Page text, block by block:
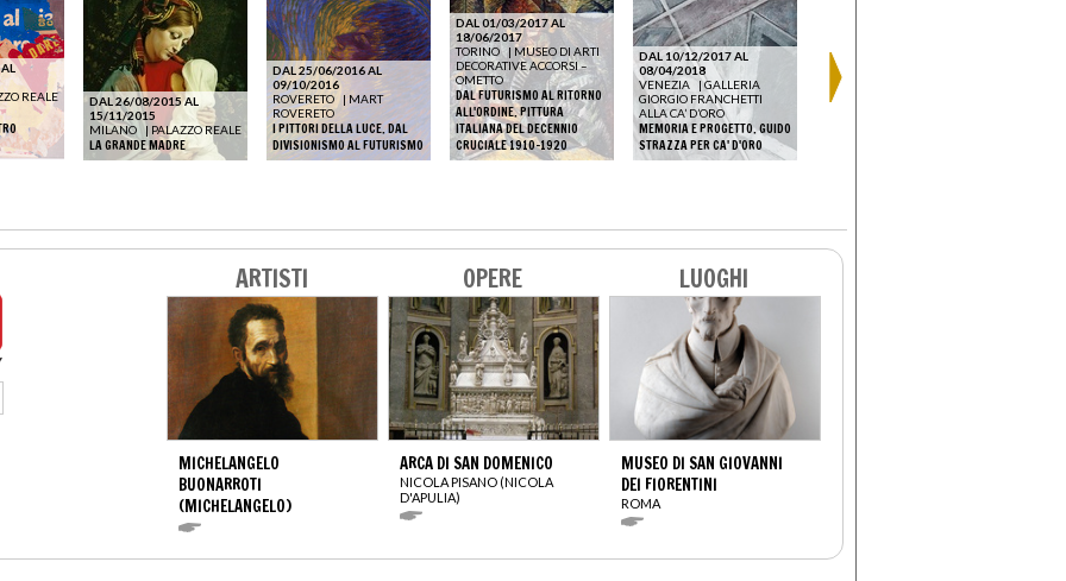
REALE
DAL 26/08/2015 AL
15/11/2015
MILANO
| PALAZZO REALE
LA GRANDE MADRE
DAL 25/06/2016 AL
09/10/2016
ROVERETO
| MART
ROVERETO
I PITTORI DELLA LUCE. DAL
DIVISIONISMO AL FUTURISMO
DAL 01/03/2017 AL
18/06/2017
TORINO
| MUSEO DI ARTI
DECORATIVE ACCORSI –
OMETTO
DAL FUTURISMO AL RITORNO
ALL'ORDINE. PITTURA
ITALIANA DEL DECENNIO
CRUCIALE 1910-1920
DAL 10/12/2017 AL
08/04/2018
VENEZIA
|GALLERIA
GIORGIO FRANCHETTI
ALLA CA’ D’ORO
MEMORIA E PROGETTO. GUIDO
STRAZZA PER CA' D'ORO
DAL 11/05/2020 AL
31/12/2030
BULGARI HOTEL
ARTISTI
MICHELANGELO
BUONARROTI
(MICHELANGELO)
OPERE
ARCA DI SAN DOMENICO
NICOLA PISANO (NICOLA
D'APULIA)
LUOGHI
MUSEO DI SAN GIOVANNI
DEI FIORENTINI
ROMA